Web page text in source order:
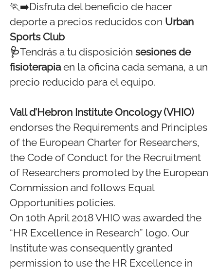
🏃‍➡️Disfruta del beneficio de hacer
deporte a precios reducidos con Urban
Sports Club
🩺Tendrás a tu disposición sesiones de
fisioterapiaen la oficina cada semana, a un
precio reducido para el equipo.
Vall d’Hebron Institute Oncology (VHIO)
endorses the Requirements and Principles
of the European Charter for Researchers,
the Code of Conduct for the Recruitment
of Researchers promoted by the European
Commission and follows Equal
Opportunities policies.
On 10th April 2018 VHIO was awarded the
“HR Excellence in Research” logo. Our
Institute was consequently granted
permission to use the HR Excellence in